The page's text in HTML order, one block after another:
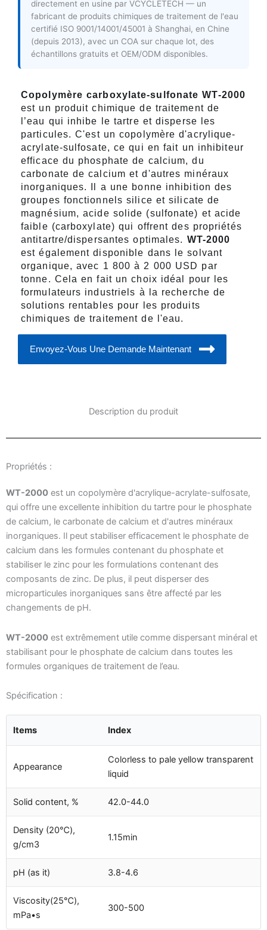
directement en usine par VCYCLETECH — un
fabricant de produits chimiques de traitement de l'eau
certifié ISO 9001/14001/45001 à Shanghai, en Chine
(depuis 2013), avec un COA sur chaque lot, des
échantillons gratuits et OEM/ODM disponibles.
Copolymère carboxylate-sulfonate WT-2000
est un produit chimique de traitement de
l’eau qui inhibe le tartre et disperse les
particules. C'est un copolymère d'acrylique-
acrylate-sulfosate, ce qui en fait un inhibiteur
efficace du phosphate de calcium, du
carbonate de calcium et d'autres minéraux
inorganiques. Il a une bonne inhibition des
groupes fonctionnels silice et silicate de
magnésium, acide solide (sulfonate) et acide
faible (carboxylate) qui offrent des propriétés
antitartre/dispersantes optimales. WT-2000
est également disponible dans le solvant
organique, avec 1 800 à 2 000 USD par
tonne. Cela en fait un choix idéal pour les
formulateurs industriels à la recherche de
solutions rentables pour les produits
chimiques de traitement de l'eau.
Envoyez-Vous Une Demande Maintenant
Description du produit
Propriétés :
WT-2000 est un copolymère d'acrylique-acrylate-sulfosate,
qui offre une excellente inhibition du tartre pour le phosphate
de calcium, le carbonate de calcium et d'autres minéraux
inorganiques. Il peut stabiliser efficacement le phosphate de
calcium dans les formules contenant du phosphate et
stabiliser le zinc pour les formulations contenant des
composants de zinc. De plus, il peut disperser des
microparticules inorganiques sans être affecté par les
changements de pH.
WT-2000 est extrêmement utile comme dispersant minéral et
stabilisant pour le phosphate de calcium dans toutes les
formules organiques de traitement de l’eau.
Spécification :
Items Index
Appearance
Colorless to pale yellow transparent
liquid
Solid content, % 42.0-44.0
Density (20℃),
g/cm3
1.15min
pH (as it) 3.8-4.6
Viscosity(25℃),
mPa•s
300-500